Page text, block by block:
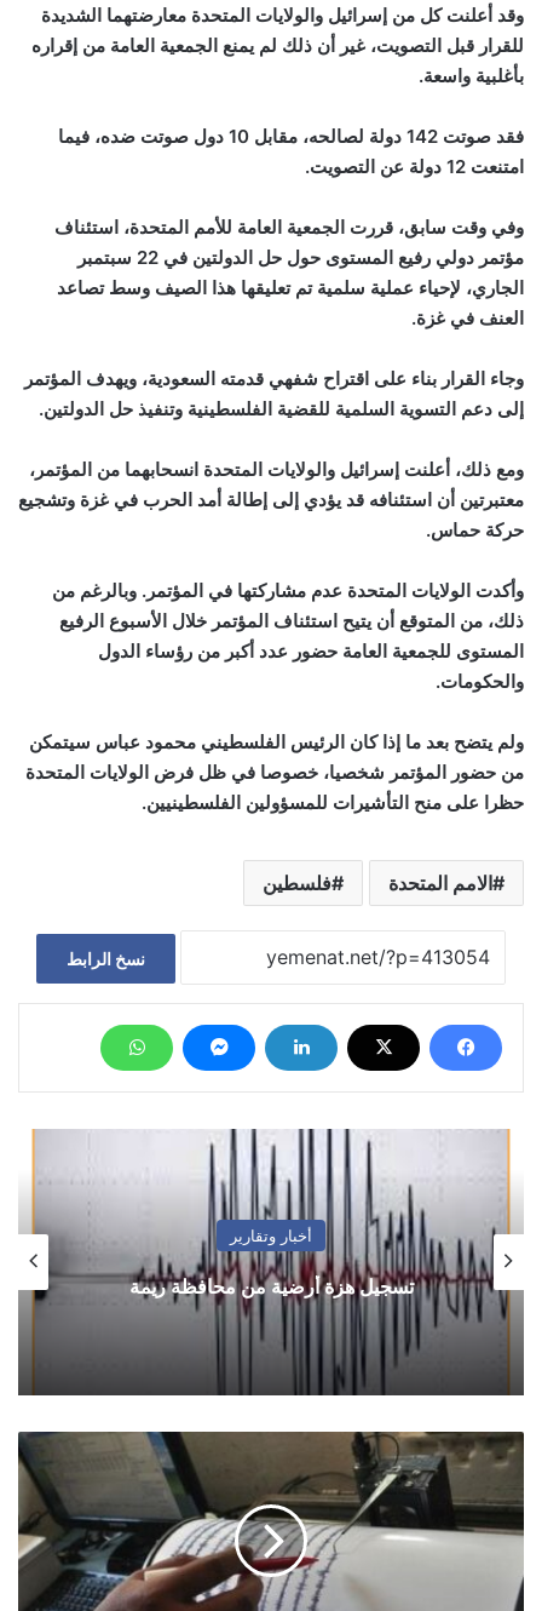
وقد أعلنت كل من إسرائيل والولايات المتحدة معارضتهما الشديدة
للقرار قبل التصويت، غير أن ذلك لم يمنع الجمعية العامة من إقراره
بأغلبية واسعة.
فقد صوتت 142 دولة لصالحه، مقابل 10 دول صوتت ضده، فيما
امتنعت 12 دولة عن التصويت.
وفي وقت سابق، قررت الجمعية العامة للأمم المتحدة، استئناف
مؤتمر دولي رفيع المستوى حول حل الدولتين في 22 سبتمبر
الجاري، لإحياء عملية سلمية تم تعليقها هذا الصيف وسط تصاعد
العنف في غزة.
وجاء القرار بناء على اقتراح شفهي قدمته السعودية، ويهدف المؤتمر
إلى دعم التسوية السلمية للقضية الفلسطينية وتنفيذ حل الدولتين.
ومع ذلك، أعلنت إسرائيل والولايات المتحدة انسحابهما من المؤتمر،
معتبرتين أن استئنافه قد يؤدي إلى إطالة أمد الحرب في غزة وتشجيع
حركة حماس.
وأكدت الولايات المتحدة عدم مشاركتها في المؤتمر. وبالرغم من
ذلك، من المتوقع أن يتيح استئناف المؤتمر خلال الأسبوع الرفيع
المستوى للجمعية العامة حضور عدد أكبر من رؤساء الدول
والحكومات.
ولم يتضح بعد ما إذا كان الرئيس الفلسطيني محمود عباس سيتمكن
من حضور المؤتمر شخصيا، خصوصا في ظل فرض الولايات المتحدة
حظرا على منح التأشيرات للمسؤولين الفلسطينيين.
الامم المتحدة فلسطين
نسخ الرابط
أخبار وتقارير
تسجيل هزة أرضية من محافظة ريمة
تسجيل
هزة